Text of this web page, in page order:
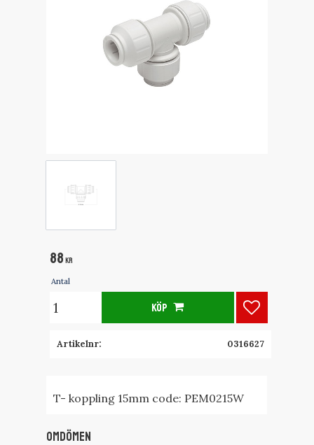
88 KR
Antal
KÖP Lägg till i
Artikelnr 0316627
T- koppling 15mm code: PEM0215W
Omdömen